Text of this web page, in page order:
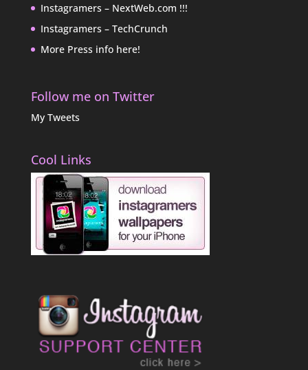
Instagramers – NextWeb.com !!!
Instagramers – TechCrunch
More Press info here!
Follow me on Twitter
My Tweets
Cool Links